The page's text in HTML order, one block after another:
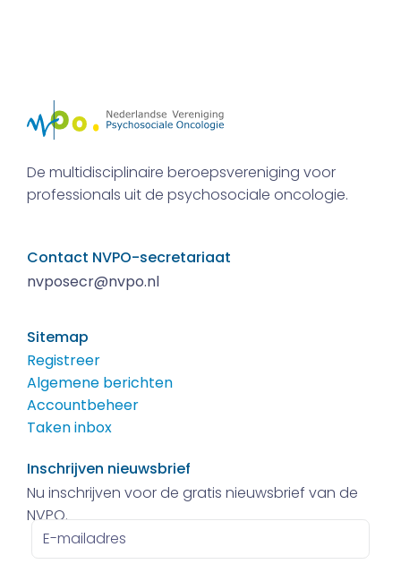
De multidisciplinaire beroepsvereniging voor
professionals uit de psychosociale oncologie.
Contact NVPO-secretariaat
nvposecr@nvpo.nl
Sitemap
Registreer
Algemene berichten
Accountbeheer
Taken inbox
Inschrijven nieuwsbrief
Nu inschrijven voor de gratis nieuwsbrief van de
NVPO.
E-
mailadres